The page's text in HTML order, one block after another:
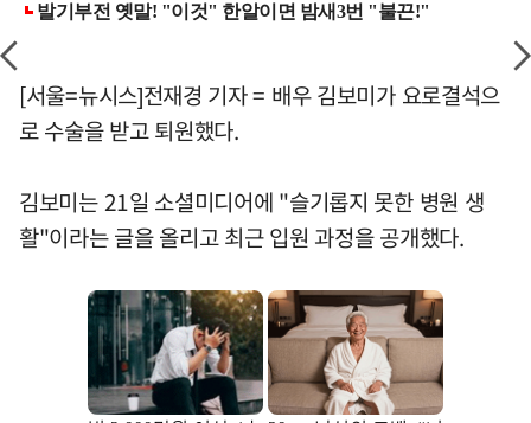
[서울=뉴시스]전재경 기자 = 배우 김보미가 요로결석으
로 수술을 받고 퇴원했다.
김보미는 21일 소셜미디어에 "슬기롭지 못한 병원 생
활"이라는 글을 올리고 최근 입원 과정을 공개했다.